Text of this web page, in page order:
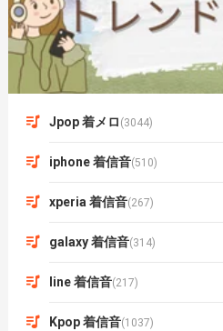
Jpop 着メロ (3044)
iphone 着信音(510)
xperia 着信音(267)
galaxy 着信音(314)
line 着信音(217)
Kpop 着信音(1037)